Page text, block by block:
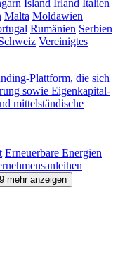
Island Irland
Italien
Malta Moldawien
Rumänien Serbien
Vereinigtes
Plattform, die sich
sowie Eigenkapital-
mittelständische
Erneuerbare Energien
9 mehr anzeigen